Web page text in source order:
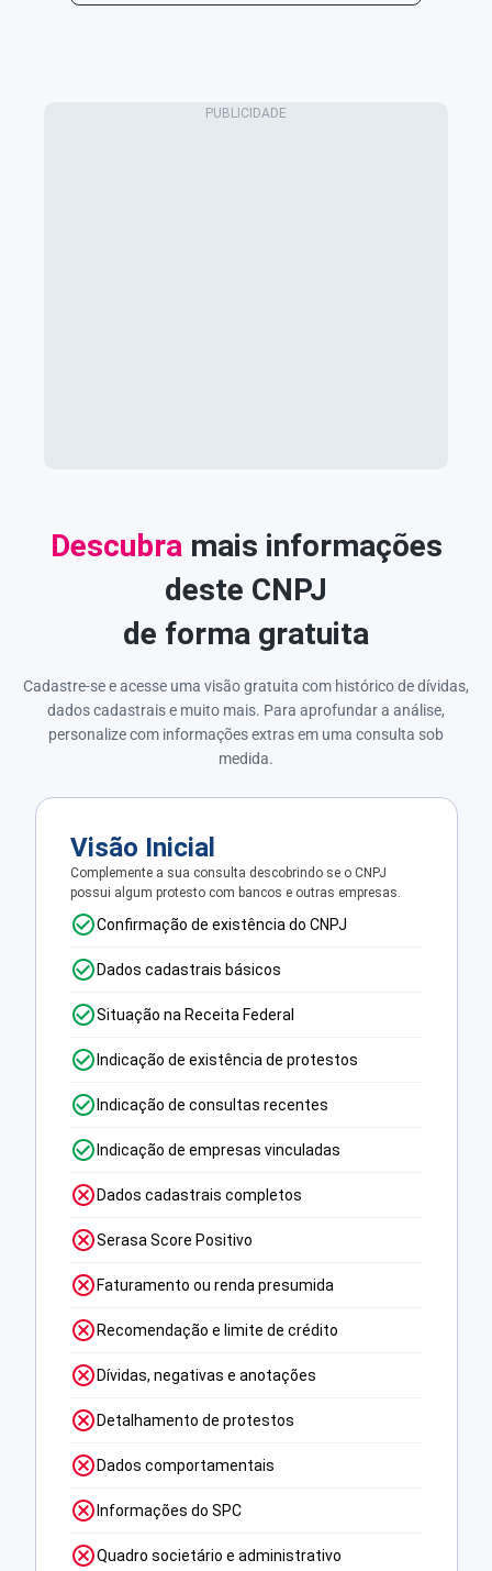
Descubra mais informações
deste CNPJ
de forma gratuita
Cadastre-se e acesse uma visão gratuita com histórico de dívidas,
dados cadastrais e muito mais. Para aprofundar a análise,
personalize com informações extras em uma consulta sob
medida.
Visão Inicial
Complemente a sua consulta descobrindo se o CNPJ
possui algum protesto com bancos e outras empresas.
Confirmação de existência do CNPJ
Dados cadastrais básicos
Situação na Receita Federal
Indicação de existência de protestos
Indicação de consultas recentes
Indicação de empresas vinculadas
Dados cadastrais completos
Serasa Score Positivo
Faturamento ou renda presumida
Recomendação e limite de crédito
Dívidas, negativas e anotações
Detalhamento de protestos
Dados comportamentais
Informações do SPC
Quadro societário e administrativo